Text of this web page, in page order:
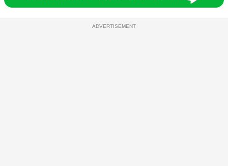
ADVERTISEMENT